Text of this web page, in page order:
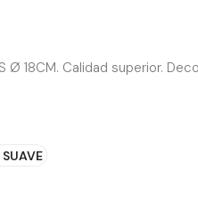
Ø 18CM. Calidad superior.